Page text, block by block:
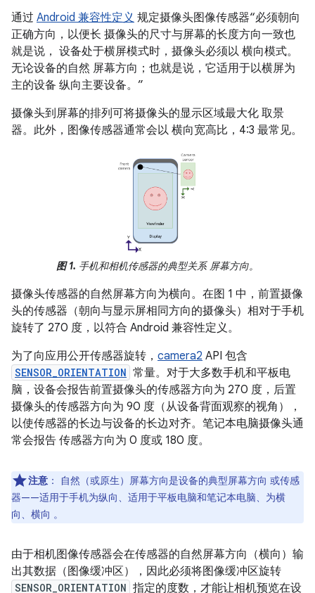
通过 Android 兼容性定义 规定摄像头图像传感器“必须朝向
正确方向，以便长 摄像头的尺寸与屏幕的长度方向一致也
就是说， 设备处于横屏模式时，摄像头必须以 横向模式。
无论设备的自然 屏幕方向；也就是说，它适用于以横屏为
主的设备 纵向主要设备。”
摄像头到屏幕的排列可将摄像头的显示区域最大化 取景
器。此外，图像传感器通常会以 横向宽高比，4:3 最常见。
图 1. 手机和相机传感器的典型关系 屏幕方向。
摄像头传感器的自然屏幕方向为横向。在图 1 中，前置摄像
头的传感器（朝向与显示屏相同方向的摄像头）相对于手机
旋转了 270 度，以符合 Android 兼容性定义。
为了向应用公开传感器旋转， camera2 API 包含
SENSOR_ORIENTATION 常量。对于大多数手机和平板电
脑，设备会报告前置摄像头的传感器方向为 270 度，后置
摄像头的传感器方向为 90 度（从设备背面观察的视角），
以使传感器的长边与设备的长边对齐。笔记本电脑摄像头通
常会报告 传感器方向为 0 度或 180 度。
注意 ：
自然（或原生）屏幕方向是设备的典型屏幕方向 或传感
器——适用于手机为纵向、适用于平板电脑和笔记本电脑、为横
向、横向 。
由于相机图像传感器会在传感器的自然屏幕方向（横向）输
出其数据（图像缓冲区），因此必须将图像缓冲区旋转
SENSOR_ORIENTATION 指定的度数，才能让相机预览在设